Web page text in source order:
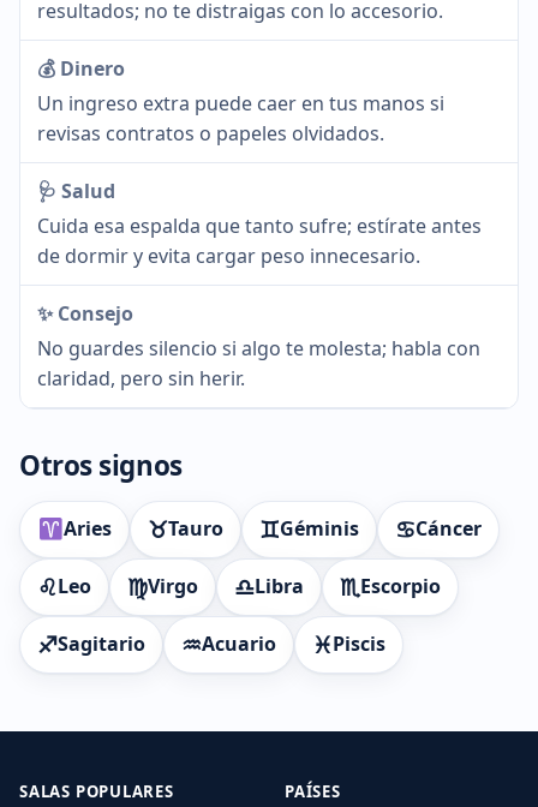
resultados; no te distraigas con lo accesorio.
💰 Dinero
Un ingreso extra puede caer en tus manos si
revisas contratos o papeles olvidados.
🩺 Salud
Cuida esa espalda que tanto sufre; estírate antes
de dormir y evita cargar peso innecesario.
✨ Consejo
No guardes silencio si algo te molesta; habla con
claridad, pero sin herir.
Otros signos
Aries ♉Tauro ♊Géminis ♋Cáncer
♌Leo ♍Virgo ♎Libra ♏Escorpio
♐Sagitario ♒Acuario ♓Piscis
SALAS POPULARES PAÍSES